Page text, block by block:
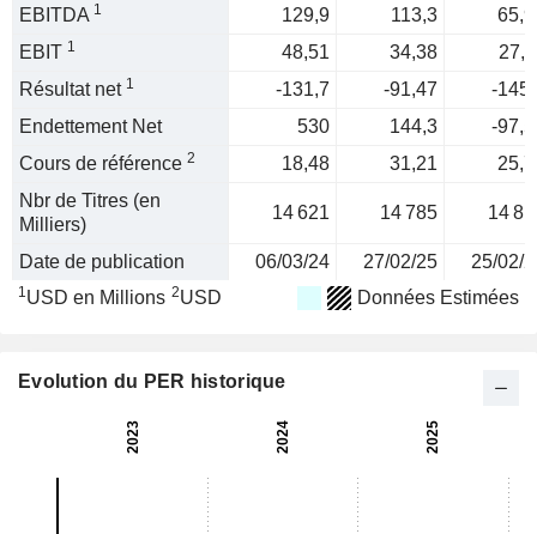
EBITDA 1 129,9 113,3
EBIT 1 48,51 34,38
Résultat net 1 -131,7 -91,47
-
Endettement Net
530 144,3
-
Cours de référence 2 18,48 31,21
Nbr de Titres (en
Milliers)
14 621 14 785 14
Date de publication 06/03/24 27/02/25 25/02/
1USD en Millions 2USD Données Estimées
Evolution du PER historique